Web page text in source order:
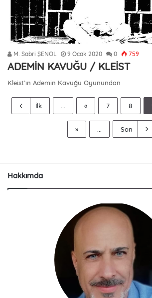
M. Sabri ŞENOL 9 Ocak 2020 0 759
ADEMİN KAVUĞU / KLEİST
Kleist’ın Ademin Kavuğu Oyunundan
İlk ... « 7 8
» ... Son
Hakkımda